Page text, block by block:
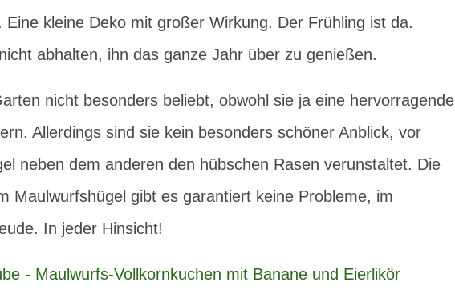
kleine Deko mit großer Wirkung. Der Frühling ist da.
abhalten, ihn das ganze Jahr über zu genießen.
nicht besonders beliebt, obwohl sie ja eine hervorragende
Allerdings sind sie kein besonders schöner Anblick, vor
neben dem anderen den hübschen Rasen verunstaltet. Die
Maulwurfshügel gibt es garantiert keine Probleme, im
In jeder Hinsicht!